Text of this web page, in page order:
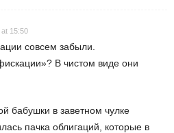
at 15:50
совсем забыли.
В чистом виде они
бабушки в заветном чулке
пачка облигаций, которые в